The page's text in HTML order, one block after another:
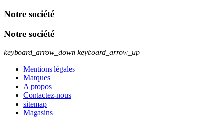
Notre société
Notre société
keyboard_arrow_down keyboard_arrow_up
Mentions légales
Marques
A propos
Contactez-nous
sitemap
Magasins